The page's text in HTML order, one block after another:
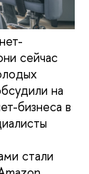
сейчас
на
бизнеса в
стали